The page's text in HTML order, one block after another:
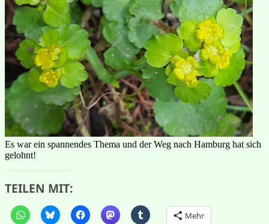
Es war ein spannendes Thema und der Weg nach Hamburg hat sich
gelohnt!
TEILEN MIT:
Mehr